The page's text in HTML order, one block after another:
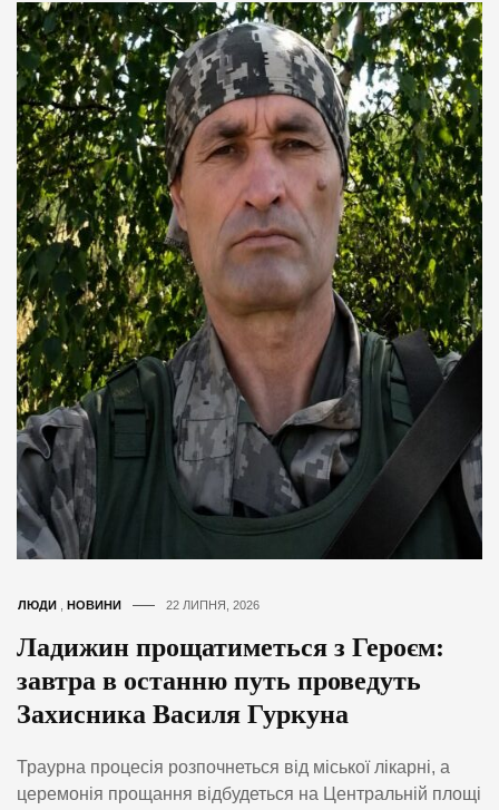
ЛЮДИ НОВИНИ 22 ЛИПНЯ, 2026
Ладижин прощатиметься з Героєм:
завтра в останню путь проведуть
Захисника Василя Гуркуна
Траурна процесія розпочнеться від міської лікарні, а
церемонія прощання відбудеться на Центральній площі